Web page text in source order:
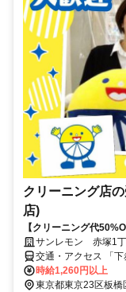
クリーニング店
店)
【クリーニング代
サンレモン 赤塚1
交通・アクセス 「
時給1,260円以上
東京都東京23区板橋